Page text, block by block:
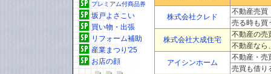
プレミアム付商品券
坂戸よさこい
買い物・出張
リフォーム補助
産業まつり'25
お店の顔
株式会社クレド
不動産売
売る時も買
株式会社大成住宅
不動産の売
不動産なら
アイシンホーム
不動産・売
売買も借り